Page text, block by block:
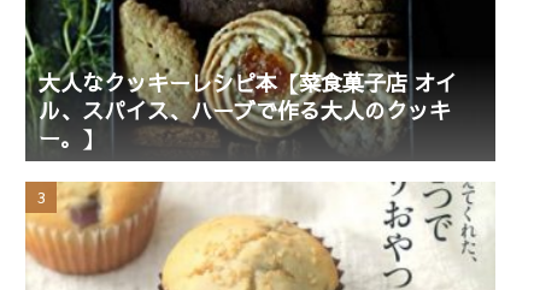
大人なクッキーレシピ本【菜食菓子店 オイ
ル、スパイス、ハーブで作る大人のクッキ
ー。】